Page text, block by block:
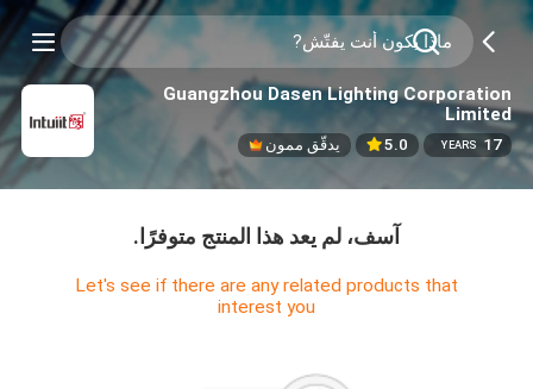
Guangzhou Dasen Lighting Corporation
Limited
17
YEARS
5.0 يدقّق ممون
آسف، لم يعد هذا المنتج متوفرًا.
Let's see if there are any related products that
interest you